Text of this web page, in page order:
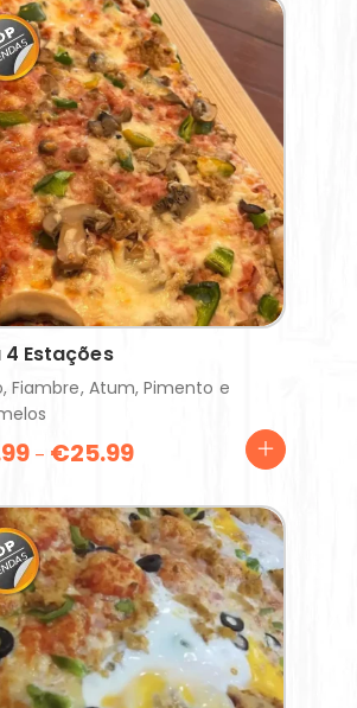
4 Estações
Fiambre, Atum, Pimento e
– €25.99